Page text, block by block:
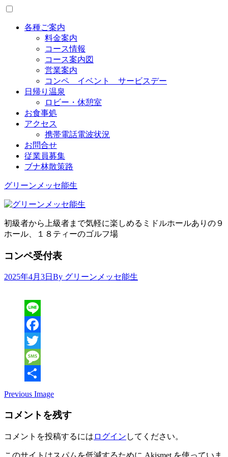
各種ご案内
料金案内
コース情報
コース案内図
営業案内
コンペ イベント サービスデー
日帰り温泉
ロビー・休憩室
お食事処
アクセス
携帯電話電波状況
お問合せ
従業員募集
ブナ林散策路
グリーンメッセ能生
初級者から上級者まで気軽に楽しめるミドルホールありの９
ホール、１８ティーのゴルフ場
コンペ受付表
2025年4月3日 By グリーンメッセ能生
Line
Facebook
Twitter
Message
Previous Image
コメントを残す
コメントを投稿するには ログイン してください。
このサイトはスパムを低減するために Akismet を使っていま